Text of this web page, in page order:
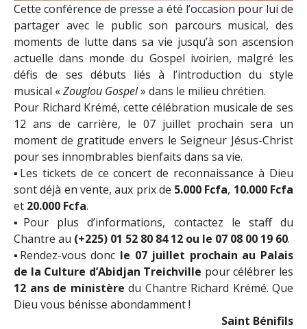
Cette conférence de presse a été l’occasion pour lui de
partager avec le public son parcours musical, des
moments de lutte dans sa vie jusqu’à son ascension
actuelle dans monde du Gospel ivoirien, malgré les
défis de ses débuts liés à l’introduction du style
musical «Zouglou Gospel» dans le milieu chrétien.
Pour Richard Krémé, cette célébration musicale de ses
12 ans de carrière, le 07 juillet prochain sera un
moment de gratitude envers le Seigneur Jésus-Christ
pour ses innombrables bienfaits dans sa vie.
▪︎ Les tickets de ce concert de reconnaissance à Dieu
sont déjà en vente, aux prix de 5.000 Fcfa, 10.000 Fcfa
et 20.000 Fcfa.
▪︎ Pour plus d’informations, contactez le staff du
Chantre au (+225) 01 52 80 84 12 ou le 07 08 00 19 60.
▪︎ Rendez-vous donc le 07 juillet prochain au Palais
de la Culture d’Abidjan Treichville pour célébrer les
12 ans de ministère du Chantre Richard Krémé. Que
Dieu vous bénisse abondamment !
Saint Bénifils